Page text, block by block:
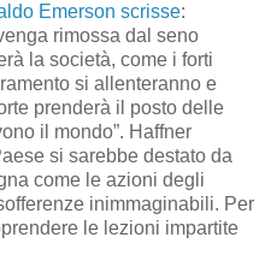
Emerson scrisse:
rimossa dal seno
la società, come i forti
si allenteranno e
prenderà il posto delle
il mondo”. Haffner
si sarebbe destato da
come le azioni degli
inimmaginabili. Per
le lezioni impartite